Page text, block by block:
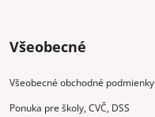
Všeobecné
Všeobecné obchodné podmienky
Ponuka pre školy, CVČ, DSS